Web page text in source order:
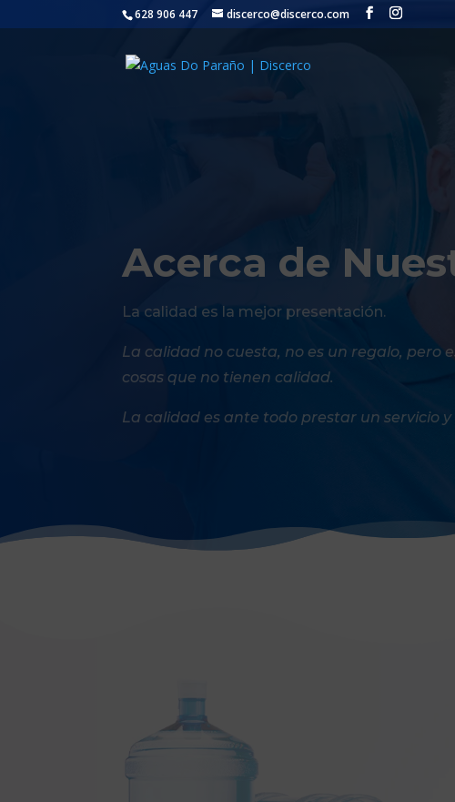
628 906 447 discerco@discerco.com
Acerca de
La calidad es la mejor presentación.
La calidad no cuesta, no es un regalo, pero
cosas que no tienen calidad.
La calidad es ante todo prestar un servicio